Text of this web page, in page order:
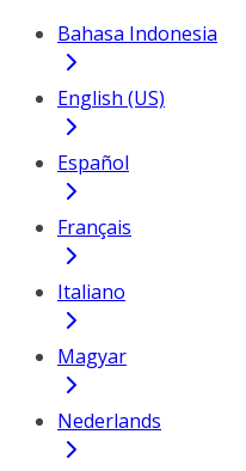
Bahasa Indonesia
English (US)
Español
Français
Italiano
Magyar
Nederlands